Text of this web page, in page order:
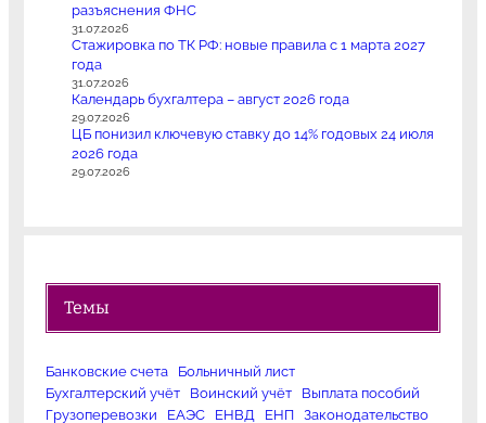
разъяснения ФНС
31.07.2026
Стажировка по ТК РФ: новые правила с 1 марта 2027
года
31.07.2026
Календарь бухгалтера – август 2026 года
29.07.2026
ЦБ понизил ключевую ставку до 14% годовых 24 июля
2026 года
29.07.2026
Темы
Банковские счета
Больничный лист
Бухгалтерский учёт
Воинский учёт
Выплата пособий
Грузоперевозки
ЕАЭС ЕНВД ЕНП
Законодательство